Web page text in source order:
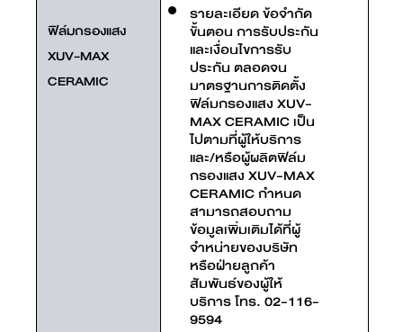
ฟิล์มกรองแสง
XUV-MAX
CERAMIC
รายละเอียด ข้อจำกัด
ขั้นตอน การรับประกัน
และเงื่อนไขการรับ
ประกัน ตลอดจน
มาตรฐานการติดตั้ง
ฟิล์มกรองแสง XUV-
MAX CERAMIC เป็น
ไปตามที่ผู้ให้บริการ
และ/หรือผู้ผลิตฟิล์ม
กรองแสง XUV-MAX
CERAMIC กำหนด
สามารถสอบถาม
ข้อมูลเพิ่มเติมได้ที่ผู้
จำหน่ายของบริษัท
หรือฝ่ายลูกค้า
สัมพันธ์ของผู้ให้
บริการ โทร. 02-116-
9594